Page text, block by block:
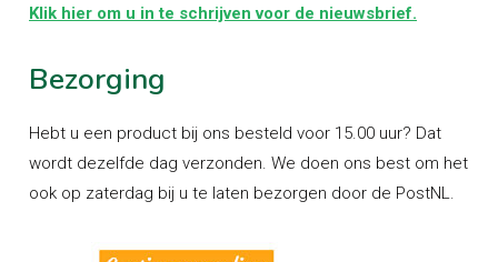
Klik hier om u in te schrijven voor de nieuwsbrief.
Bezorging
Hebt u een product bij ons besteld voor 15.00 uur? Dat
wordt dezelfde dag verzonden. We doen ons best om het
ook op zaterdag bij u te laten bezorgen door de PostNL.